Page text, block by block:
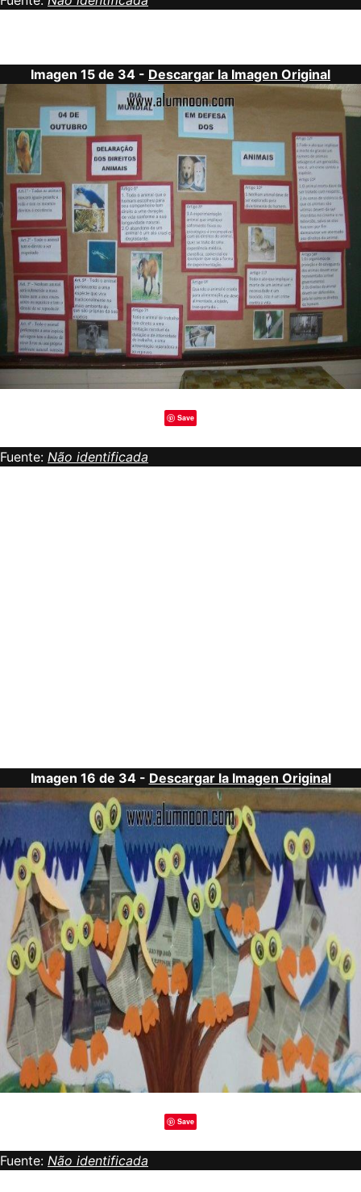
Imagen 15 de 34 - Descargar la Imagen Original
Save
Fuente: Não identificada
Imagen 16 de 34 - Descargar la Imagen Original
Save
Fuente: Não identificada